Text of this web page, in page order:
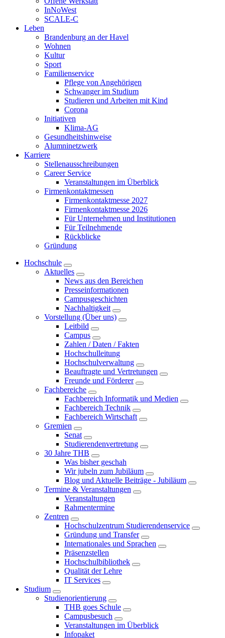
InNoWest
SCALE-C
Leben
Brandenburg an der Havel
Wohnen
Kultur
Sport
Familienservice
Pflege von Angehörigen
Schwanger im Studium
Studieren und Arbeiten mit Kind
Corona
Initiativen
Klima-AG
Gesundheitshinweise
Alumninetzwerk
Karriere
Stellenausschreibungen
Career Service
Veranstaltungen im Überblick
Firmenkontaktmessen
Firmenkontaktmesse 2027
Firmenkontaktmesse 2026
Für Unternehmen und Institutionen
Für Teilnehmende
Rückblicke
Gründung
Hochschule
Aktuelles
News aus den Bereichen
Presseinformationen
Campusgeschichten
Nachhaltigkeit
Vorstellung (Über uns)
Leitbild
Campus
Zahlen / Daten / Fakten
Hochschulleitung
Hochschulverwaltung
Beauftragte und Vertretungen
Freunde und Förderer
Fachbereiche
Fachbereich Informatik und Medien
Fachbereich Technik
Fachbereich Wirtschaft
Gremien
Senat
Studierendenvertretung
30 Jahre THB
Was bisher geschah
Wir jubeln zum Jubiläum
Blog und Aktuelle Beiträge - Jubiläum
Termine & Veranstaltungen
Veranstaltungen
Rahmentermine
Zentren
Hochschulzentrum Studierendenservice
Gründung und Transfer
Internationales und Sprachen
Präsenzstellen
Hochschulbibliothek
Qualität der Lehre
IT Services
Studium
Studienorientierung
THB goes Schule
Campusbesuch
Veranstaltungen im Überblick
Infopaket